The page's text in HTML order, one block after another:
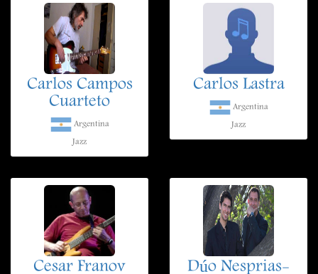
Carlos Campos
Cuarteto
Argentina
Jazz
Carlos Lastra
Argentina
Jazz
Cesar Franov
Dúo Nesprias-